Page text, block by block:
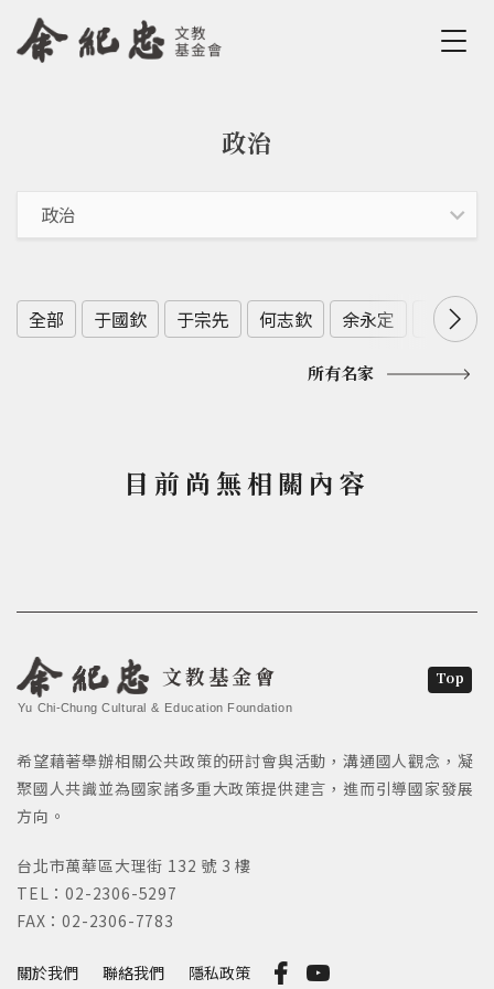
Jump to Navigation
Jump to Main content
政治
全部 于國欽 于宗先 何志欽 余永定 余範英
所有名家
目前尚無相關內容
文教基金會
Yu Chi-Chung Cultural & Education Foundation
關於我們 聯絡我們 隱私政策
希望藉著舉辦相關公共政策的研討會與活動，溝通國人觀念，凝
聚國人共識並為國家諸多重大政策提供建言，進而引導國家發展
方向。
台北市萬華區大理街 132 號 3 樓
TEL：02-2306-5297
FAX：02-2306-7783
Top